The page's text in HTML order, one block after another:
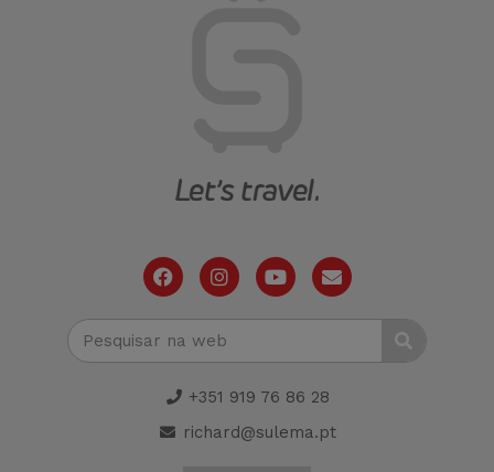
+351 919 76 86 28
richard@sulema.pt